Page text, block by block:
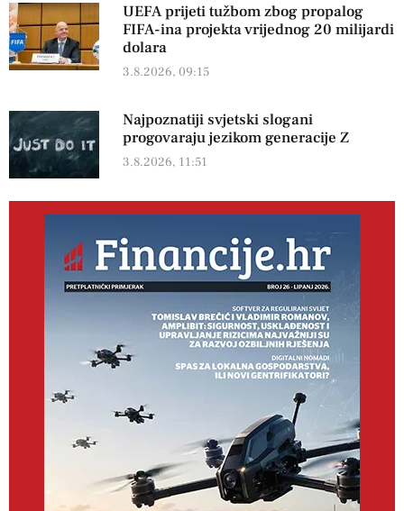
UEFA prijeti tužbom zbog propalog
FIFA-ina projekta vrijednog 20 milijardi
dolara
3.8.2026, 09:15
Najpoznatiji svjetski slogani
progovaraju jezikom generacije Z
3.8.2026, 11:51